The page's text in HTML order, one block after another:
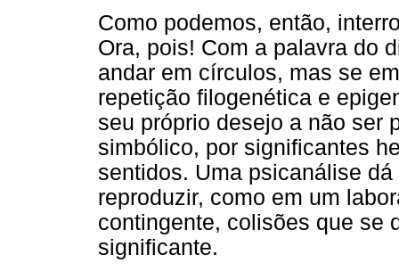
Como podemos, então,
Ora, pois! Com a palavra do
andar em círculos, mas se
repetição filogenética e
seu próprio desejo a não ser
simbólico, por significantes
sentidos. Uma psicanálise
reproduzir, como em um
contingente, colisões que se
significante.